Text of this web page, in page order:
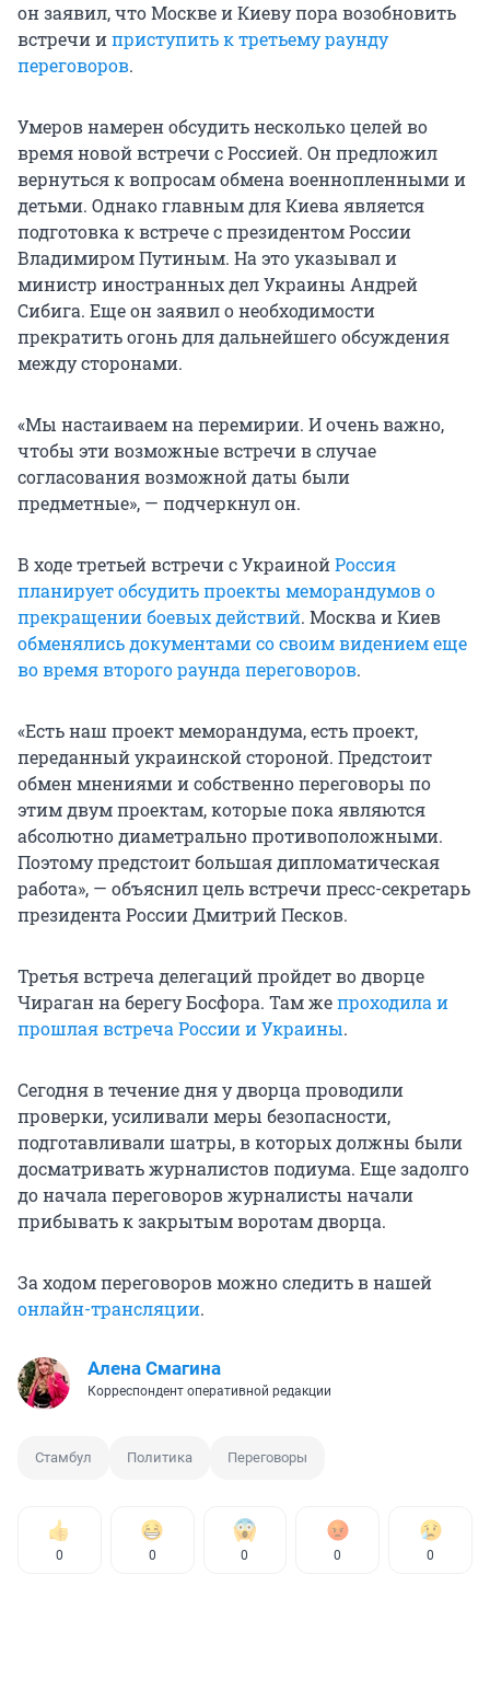
он заявил, что Москве и Киеву пора возобновить
встречи иприступить к третьему раунду
переговоров.
Умеров намерен обсудить несколько целей во
время новой встречи с Россией. Он предложил
вернуться к вопросам обмена военнопленными и
детьми. Однако главным для Киева является
подготовка к встрече с президентом России
Владимиром Путиным. На это указывал и
министр иностранных дел Украины Андрей
Сибига. Еще он заявил о необходимости
прекратить огонь для дальнейшего обсуждения
между сторонами.
«Мы настаиваем на перемирии. И очень важно,
чтобы эти возможные встречи в случае
согласования возможной даты были
предметные», — подчеркнул он.
В ходе третьей встречи с УкраинойРоссия
планирует обсудить проекты меморандумов о
прекращении боевых действий. Москва и Киев
обменялись документами со своим видением еще
во время второго раунда переговоров.
«Есть наш проект меморандума, есть проект,
переданный украинской стороной. Предстоит
обмен мнениями и собственно переговоры по
этим двум проектам, которые пока являются
абсолютно диаметрально противоположными.
Поэтому предстоит большая дипломатическая
работа», — объяснил цель встречи пресс-секретарь
президента России Дмитрий Песков.
Третья встреча делегаций пройдет во дворце
Чираган на берегу Босфора. Там жепроходила и
прошлая встреча России и Украины.
Сегодня в течение дня у дворца проводили
проверки, усиливали меры безопасности,
подготавливали шатры, в которых должны были
досматривать журналистов подиума. Еще задолго
до начала переговоров журналисты начали
прибывать к закрытым воротам дворца.
За ходом переговоров можно следить в нашей
онлайн-трансляции.
Алена Смагина
Корреспондент оперативной редакции
Стамбул Политика Переговоры
0 0 0 0 0